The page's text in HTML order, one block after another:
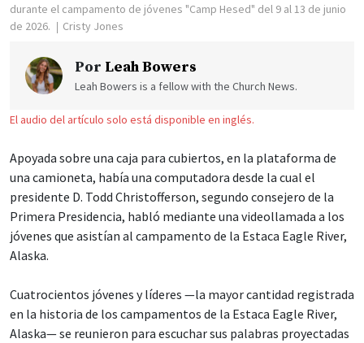
durante el campamento de jóvenes "Camp Hesed" del 9 al 13 de junio
de 2026.
Cristy Jones
Por Leah Bowers
Leah Bowers is a fellow with the Church News.
El audio del artículo solo está disponible en inglés.
Apoyada sobre una caja para cubiertos, en la plataforma de
una camioneta, había una computadora desde la cual el
presidente D. Todd Christofferson, segundo consejero de la
Primera Presidencia, habló mediante una videollamada a los
jóvenes que asistían al campamento de la Estaca Eagle River,
Alaska.
Cuatrocientos jóvenes y líderes —la mayor cantidad registrada
en la historia de los campamentos de la Estaca Eagle River,
Alaska— se reunieron para escuchar sus palabras proyectadas